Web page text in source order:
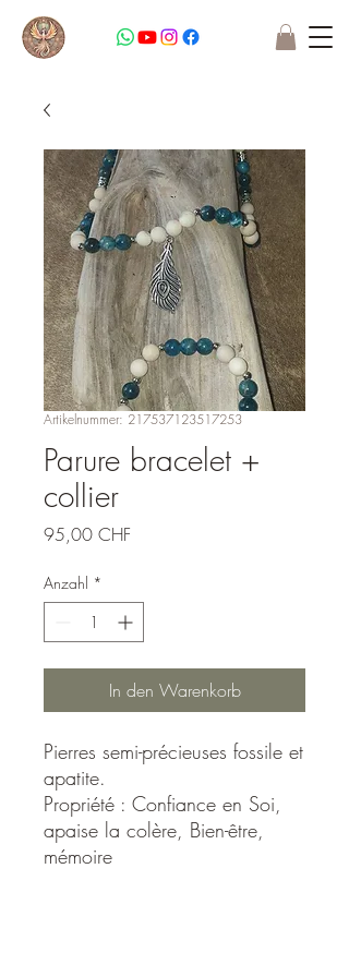
Artikelnummer: 217537123517253
Parure bracelet +
collier
95,00 CHFPreis
Anzahl *
In den Warenkorb
Pierres semi-précieuses fossile et
apatite.
Propriété : Confiance en Soi,
apaise la colère, Bien-être,
mémoire